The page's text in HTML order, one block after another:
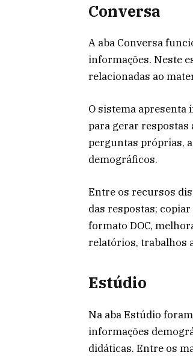
Conversa
A aba Conversa
informações. Neste
relacionadas ao
O sistema apresenta
para gerar respostas
perguntas próprias,
demográficos.
Entre os recursos
das respostas;
formato DOC,
relatórios, trabalhos
Estúdio
Na aba Estúdio
informações
didáticas. Entre os